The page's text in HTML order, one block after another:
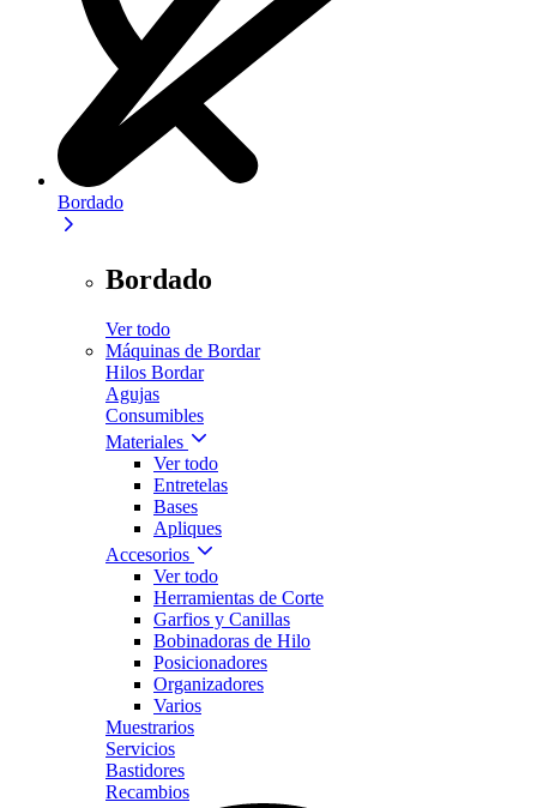
Bordado
Bordado
Ver todo
Máquinas de Bordar
Hilos Bordar
Agujas
Consumibles
Materiales
Ver todo
Entretelas
Bases
Apliques
Accesorios
Ver todo
Herramientas de Corte
Garfios y Canillas
Bobinadoras de Hilo
Posicionadores
Organizadores
Varios
Muestrarios
Servicios
Bastidores
Recambios